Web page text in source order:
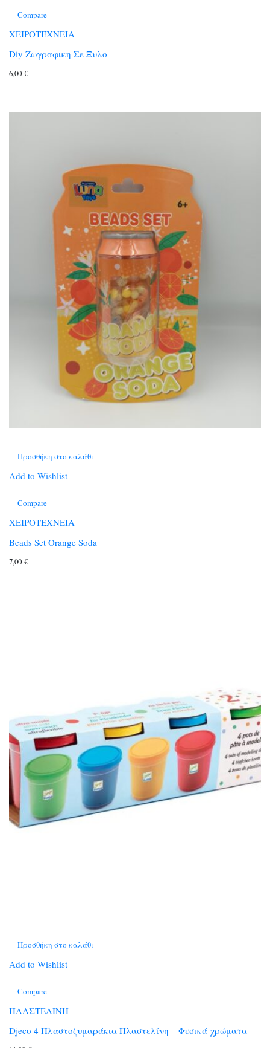
Compare
ΧΕΙΡΟΤΕΧΝΕΙΑ
Diy Ζωγραφικη Σε Ξυλο
6,00 €
Προσθήκη στο καλάθι
Add to Wishlist
Compare
ΧΕΙΡΟΤΕΧΝΕΙΑ
Beads Set Orange Soda
7,00 €
Προσθήκη στο καλάθι
Add to Wishlist
Compare
ΠΛΑΣΤΕΛΙΝΗ
Djeco 4 Πλαστοζυμαράκια Πλαστελίνη – Φυσικά χρώματα